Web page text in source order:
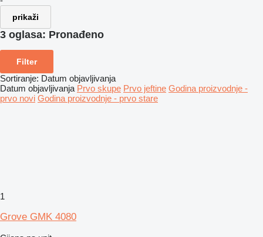
prikaži
3 oglasa: Pronađeno
Filter
Sortiranje: Datum objavljivanja
Datum objavljivanja Prvo skupe Prvo jeftine Godina proizvodnje -
prvo novi Godina proizvodnje - prvo stare
1
Grove GMK 4080